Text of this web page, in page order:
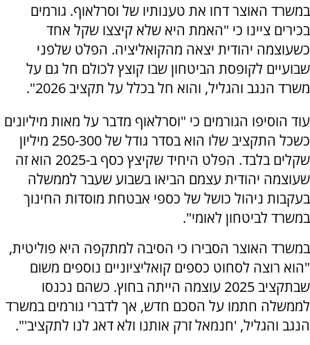
במשרד האוצר דחו את טענותיו של וסרלאוף. גורמים
בכירים ציינו כי "האמת היא שלא קיצצו שקל אחד
כשעוצמה יהודית יצאה מהקואליציה. הפלט שלפני
שבועיים לקופסת הביטחון שבו קוצץ לכולם חל גם על
משרד הנגב והגליל, והוא חל בכלל על תקציב 2026".
עוד הוסיפו הגורמים כי "וסרלאוף מדבר על מאות מיליונים
כשכל התקציב שלו הוא בסדר גודל של 250-300 מיליון
שקלים בלבד. הפלט היחיד שקיצץ כסף ב-2025 הוא זה
שעוצמה יהודית עצמם הביאו בשבוע שעבר לממשלה
בעקבות ניהול כושל של כספי אבטחת מוסדות החינוך
במשרד לביטחון לאומי".
במשרד האוצר הסבירו כי הסיבה למתקפה היא פוליטית,
"הוא רוצה לסחוט כספים קואליציוניים נוספים משום
שבתקציב 2025 עוצמה הייתה בחוץ. כשהם נכנסו
לממשלה חתמו על הסכם חדש, אך לדברי גורמים במשרד
הנגב והגליל, 'חנמאל זרק אותנו ולא דאג לנו לתקציב'".